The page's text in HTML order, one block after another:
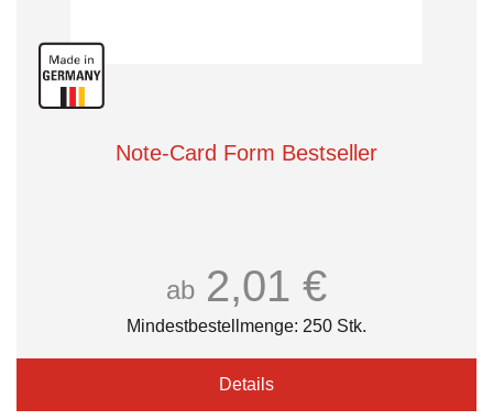
Note-Card Form Bestseller
ab 2,01 €
Mindestbestellmenge: 250 Stk.
Details